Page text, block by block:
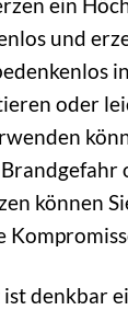
und
oder
können
denkbar